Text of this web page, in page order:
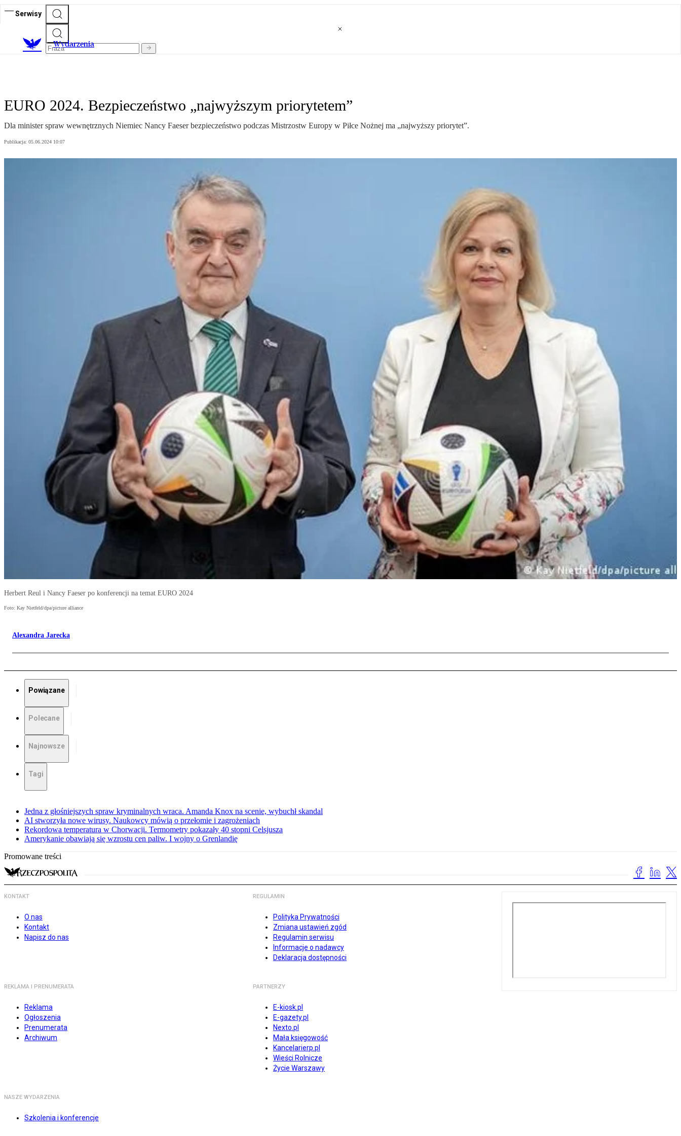
Serwisy
Wydarzenia
EURO 2024. Bezpieczeństwo „najwyższym priorytetem”
Dla minister spraw wewnętrznych Niemiec Nancy Faeser bezpieczeństwo podczas Mistrzostw Europy w Piłce Nożnej ma „najwyższy priorytet”.
Publikacja: 05.06.2024 10:07
Herbert Reul i Nancy Faeser po konferencji na temat EURO 2024
Foto: Kay Nietfeld/dpa/picture alliance
Alexandra Jarecka
Powiązane
Polecane
Najnowsze
Tagi
Jedna z głośniejszych spraw kryminalnych wraca. Amanda Knox na scenie, wybuchł skandal
AI stworzyła nowe wirusy. Naukowcy mówią o przełomie i zagrożeniach
Rekordowa temperatura w Chorwacji. Termometry pokazały 40 stopni Celsjusza
Amerykanie obawiają się wzrostu cen paliw. I wojny o Grenlandię
Promowane treści
KONTAKT
O nas
Kontakt
Napisz do nas
REGULAMIN
Polityka Prywatności
Zmiana ustawień zgód
Regulamin serwisu
Informacje o nadawcy
Deklaracja dostępności
REKLAMA I PRENUMERATA
Reklama
Ogłoszenia
Prenumerata
Archiwum
PARTNERZY
E-kiosk.pl
E-gazety.pl
Nexto.pl
Mała księgowość
Kancelarierp.pl
Wieści Rolnicze
Życie Warszawy
NASZE WYDARZENIA
Szkolenia i konferencje